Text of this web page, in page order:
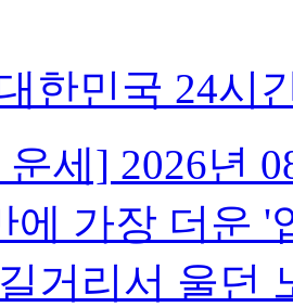
한민국 24시
세] 2026년
에 가장 더운 '
거리서 울던